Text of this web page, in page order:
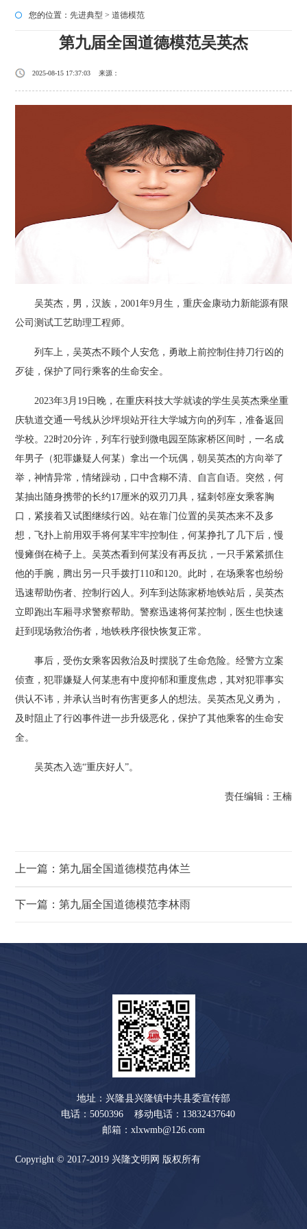
您的位置： 先进典型 >道德模范
第九届全国道德模范吴英杰
2025-08-15 17:37:03 来源：
吴英杰，男，汉族，2001年9月生，重庆金康动力新能源有限
公司测试工艺助理工程师。
列车上，吴英杰不顾个人安危，勇敢上前控制住持刀行凶的
歹徒，保护了同行乘客的生命安全。
2023年3月19日晚，在重庆科技大学就读的学生吴英杰乘坐重
庆轨道交通一号线从沙坪坝站开往大学城方向的列车，准备返回
学校。22时20分许，列车行驶到微电园至陈家桥区间时，一名成
年男子（犯罪嫌疑人何某）拿出一个玩偶，朝吴英杰的方向举了
举，神情异常，情绪躁动，口中含糊不清、自言自语。突然，何
某抽出随身携带的长约17厘米的双刃刀具，猛刺邻座女乘客胸
口，紧接着又试图继续行凶。站在靠门位置的吴英杰来不及多
想，飞扑上前用双手将何某牢牢控制住，何某挣扎了几下后，慢
慢瘫倒在椅子上。吴英杰看到何某没有再反抗，一只手紧紧抓住
他的手腕，腾出另一只手拨打110和120。此时，在场乘客也纷纷
迅速帮助伤者、控制行凶人。列车到达陈家桥地铁站后，吴英杰
立即跑出车厢寻求警察帮助。警察迅速将何某控制，医生也快速
赶到现场救治伤者，地铁秩序很快恢复正常。
事后，受伤女乘客因救治及时摆脱了生命危险。经警方立案
侦查，犯罪嫌疑人何某患有中度抑郁和重度焦虑，其对犯罪事实
供认不讳，并承认当时有伤害更多人的想法。吴英杰见义勇为，
及时阻止了行凶事件进一步升级恶化，保护了其他乘客的生命安
全。
吴英杰入选“重庆好人”。
责任编辑：王楠
上一篇：第九届全国道德模范冉体兰
下一篇：第九届全国道德模范李林雨
地址：兴隆县兴隆镇中共县委宣传部
电话：5050396 移动电话：13832437640
邮箱：xlxwmb@126.com
Copyright © 2017-2019 兴隆文明网 版权所有